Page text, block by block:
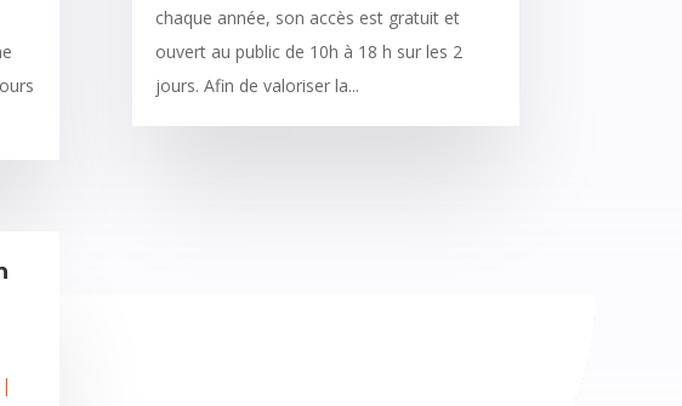
|
chaque année, son accès est gratuit et
ouvert au public de 10h à 18 h sur les 2
jours. Afin de valoriser la...